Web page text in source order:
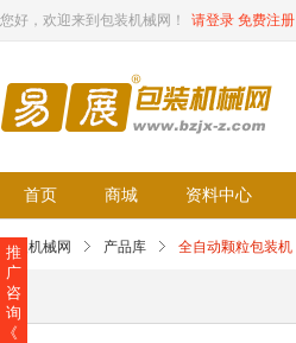
您好，欢迎来到包装机械网！ 请登录 免费注册
首页 商城 资料中心
包装机械网 产品库 全自动颗粒包装机
推
广
咨
询
《